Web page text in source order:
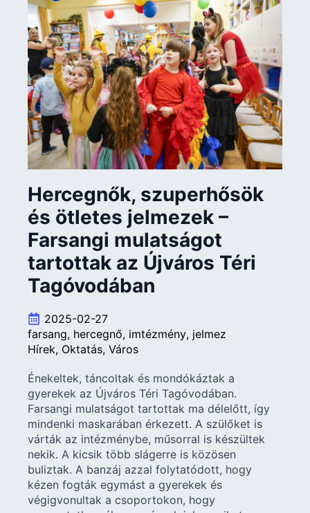
Hercegnők, szuperhősök
és ötletes jelmezek –
Farsangi mulatságot
tartottak az Újváros Téri
Tagóvodában
2025-02-27
farsang hercegnő imtézmény jelmez
Hírek Oktatás Város
Énekeltek, táncoltak és mondókáztak a
gyerekek az Újváros Téri Tagóvodában.
Farsangi mulatságot tartottak ma délelőtt, így
mindenki maskarában érkezett. A szülőket is
várták az intézménybe, műsorral is készültek
nekik. A kicsik több slágerre is közösen
buliztak. A banzáj azzal folytatódott, hogy
kézen fogták egymást a gyerekek és
végigvonultak a csoportokon, hogy